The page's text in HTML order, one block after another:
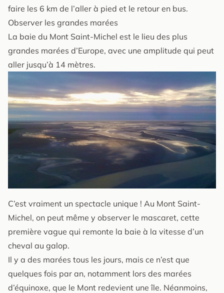
faire les 6 km de l’aller à pied et le retour en bus.
Observer les grandes marées
La baie du Mont Saint-Michel est le lieu des plus
grandes marées d’Europe, avec une amplitude qui peut
aller jusqu’à 14 mètres.
C’est vraiment un spectacle unique ! Au Mont Saint-
Michel, on peut même y observer le mascaret, cette
première vague qui remonte la baie à la vitesse d’un
cheval au galop.
Il y a des marées tous les jours, mais ce n’est que
quelques fois par an, notamment lors des marées
d’équinoxe, que le Mont redevient une île. Néanmoins,